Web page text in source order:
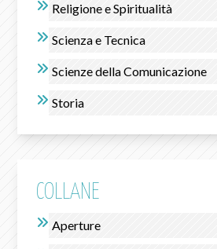
Religione e Spiritualità
Scienza e Tecnica
Scienze della Comunicazione
Storia
COLLANE
Aperture